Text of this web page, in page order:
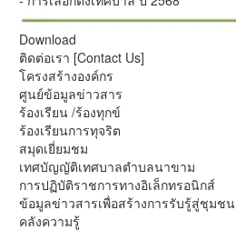
Download
ติดต่อเรา [Contact Us]
โครงสร้างองค์กร
ศูนย์ข้อมูลข่าวสาร
ร้องเรียน /ร้องทุกข์
ร้องเรียนการทุจริต
สมุดเยี่ยมชม
เทศบัญญัติเทศบาลตำบลนาขาม
การปฏิบัติราชการทางอิเล็กทรอนิกส์
ข้อมูลข่าวสารเพื่อสร้างการรับรู้สู่ชุมชน
คลังความรู้